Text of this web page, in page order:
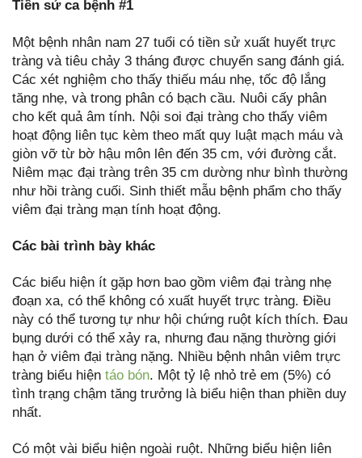
Tiền sử ca bệnh #1
Một bệnh nhân nam 27 tuổi có tiền sử xuất huyết trực
tràng và tiêu chảy 3 tháng được chuyển sang đánh giá.
Các xét nghiệm cho thấy thiếu máu nhẹ, tốc độ lắng
tăng nhẹ, và trong phân có bạch cầu. Nuôi cấy phân
cho kết quả âm tính. Nội soi đại tràng cho thấy viêm
hoạt động liên tục kèm theo mất quy luật mạch máu và
giòn vỡ từ bờ hậu môn lên đến 35 cm, với đường cắt.
Niêm mạc đại tràng trên 35 cm dường như bình thường
như hồi tràng cuối. Sinh thiết mẫu bệnh phẩm cho thấy
viêm đại tràng mạn tính hoạt động.
Các bài trình bày khác
Các biểu hiện ít gặp hơn bao gồm viêm đại tràng nhẹ
đoạn xa, có thể không có xuất huyết trực tràng. Điều
này có thể tương tự như hội chứng ruột kích thích. Đau
bụng dưới có thể xảy ra, nhưng đau nặng thường giới
hạn ở viêm đại tràng nặng. Nhiều bệnh nhân viêm trực
tràng biểu hiện táo bón. Một tỷ lệ nhỏ trẻ em (5%) có
tình trạng chậm tăng trưởng là biểu hiện than phiền duy
nhất.
Có một vài biểu hiện ngoài ruột. Những biểu hiện liên